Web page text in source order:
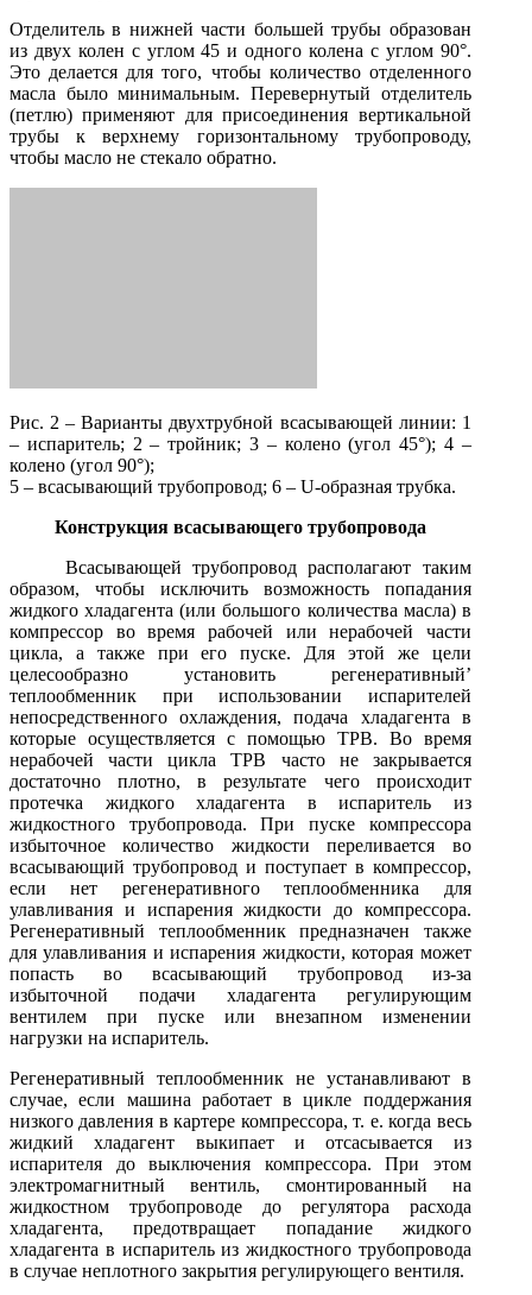
Отделитель в нижней части большей трубы образован
из двух колен с углом 45 и одного колена с углом 90°.
Это делается для того, чтобы количество отделенного
масла было минимальным. Перевернутый отделитель
(петлю) применяют для присоединения вертикальной
трубы к верхнему горизонтальному трубопроводу,
чтобы масло не стекало обратно.
Рис. 2 – Варианты двухтрубной всасывающей линии: 1
– испаритель; 2 – тройник; 3 – колено (угол 45°); 4 –
колено (угол 90°);
5 – всасывающий трубопровод; 6 – U-образная трубка.
Конструкция всасывающего трубопровода
Всасывающей трубопровод располагают таким
образом, чтобы исключить возможность попадания
жидкого хладагента (или большого количества масла) в
компрессор во время рабочей или нерабочей части
цикла, а также при его пуске. Для этой же цели
целесообразно установить регенеративный’
теплообменник при использовании испарителей
непосредственного охлаждения, подача хладагента в
которые осуществляется с помощью ТРВ. Во время
нерабочей части цикла ТРВ часто не закрывается
достаточно плотно, в результате чего происходит
протечка жидкого хладагента в испаритель из
жидкостного трубопровода. При пуске компрессора
избыточное количество жидкости переливается во
всасывающий трубопровод и поступает в компрессор,
если нет регенеративного теплообменника для
улавливания и испарения жидкости до компрессора.
Регенеративный теплообменник предназначен также
для улавливания и испарения жидкости, которая может
попасть во всасывающий трубопровод из-за
избыточной подачи хладагента регулирующим
вентилем при пуске или внезапном изменении
нагрузки на испаритель.
Регенеративный теплообменник не устанавливают в
случае, если машина работает в цикле поддержания
низкого давления в картере компрессора, т. е. когда весь
жидкий хладагент выкипает и отсасывается из
испарителя до выключения компрессора. При этом
электромагнитный вентиль, смонтированный на
жидкостном трубопроводе до регулятора расхода
хладагента, предотвращает попадание жидкого
хладагента в испаритель из жидкостного трубопровода
в случае неплотного закрытия регулирующего вентиля.